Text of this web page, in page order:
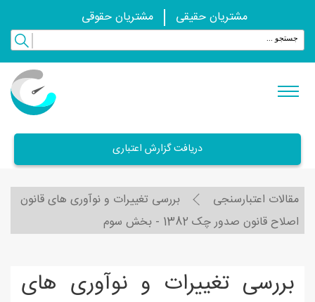
مشتریان حقیقی مشتریان حقوقی
دریافت گزارش اعتباری
مقالات اعتبارسنجی
بررسی تغييرات و نوآوری های قانون
اصلاح قانون صدور چک 1382 - بخش سوم
بررسی تغييرات و نوآوری های